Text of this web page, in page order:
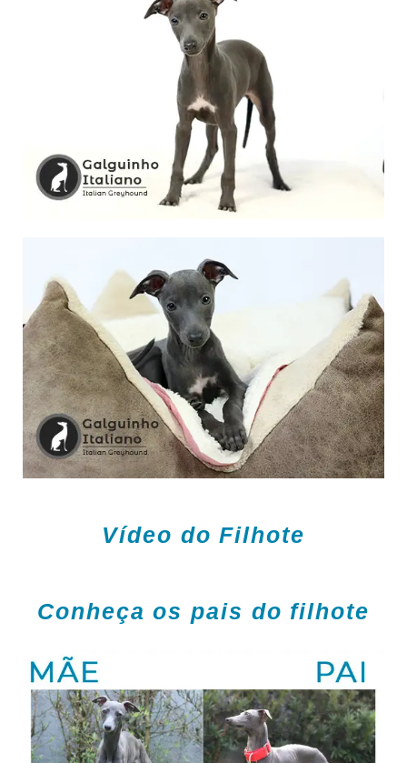
Vídeo do Filhote
Conheça os pais do filhote